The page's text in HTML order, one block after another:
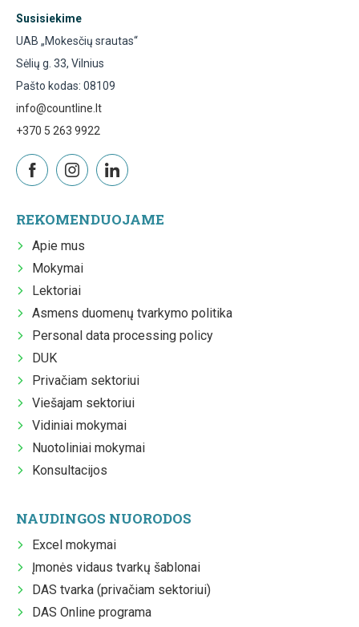
Susisiekime
UAB „Mokesčių srautas“
Sėlių g. 33, Vilnius
Pašto kodas: 08109
info@countline.lt
+370 5 263 9922
REKOMENDUOJAME
Apie mus
Mokymai
Lektoriai
Asmens duomenų tvarkymo politika
Personal data processing policy
DUK
Privačiam sektoriui
Viešajam sektoriui
Vidiniai mokymai
Nuotoliniai mokymai
Konsultacijos
NAUDINGOS NUORODOS
Excel mokymai
Įmonės vidaus tvarkų šablonai
DAS tvarka (privačiam sektoriui)
DAS Online programa